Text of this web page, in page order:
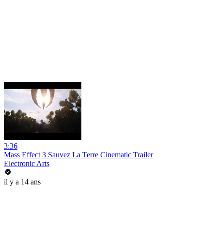
3:36
Mass Effect 3 Sauvez La Terre Cinematic Trailer
Electronic Arts
il y a 14 ans